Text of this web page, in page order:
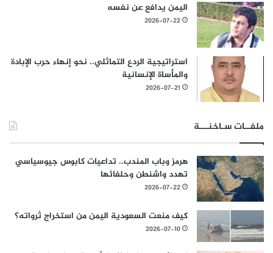
اليمن يدافع عن نفسه
2026-07-22
استراتيجية الردع التماثلي.. نحو إنهاء حرب الإبادة
والمأساة الإنسانية
2026-07-21
ملفــات سـاخنـــة
هرمز وباب المندب.. تداعيات كابوس جيوسياسي
تهدد واشنطن وحلفائها
2026-07-22
كيف منعت السعودية اليمن من استخراج ثرواته؟
2026-07-10